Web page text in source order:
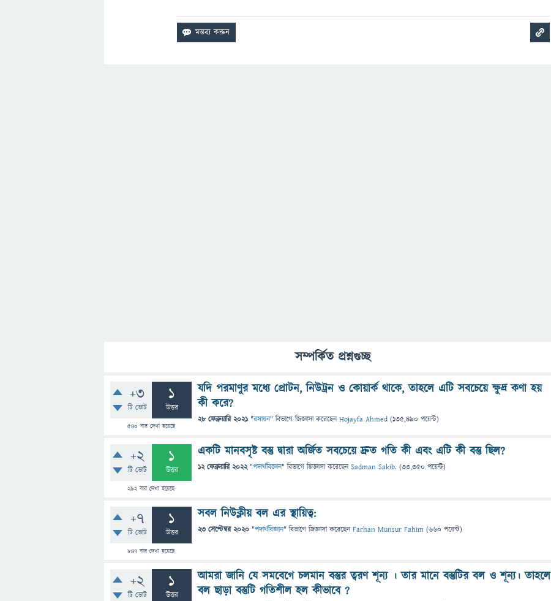
সম্পর্কিত প্রশ্নগুচ্ছ
+3
টি ভোট
1
উত্তর
540 বার দেখা হয়েছে
যদি পরমাণুর মধ্যে প্রোটন, নিউট্রন ও কোয়ার্ক থাকে, তাহলে এটি সবচেয়ে ক্ষুদ্র কণা হয়
কী করে?
28 ফেব্রুয়ারি 2021 "রসায়ন" বিভাগে জিজ্ঞাসাকরেছেনHojayfa Ahmed (135,490 পয়েন্ট)
+2
টি ভোট
1
উত্তর
292বার দেখা হয়েছে
একটি মানবসৃষ্ট বস্তু দ্বারা অর্জিত সবচেয়ে দ্রুত গতি কী এবং এটি কী বস্তু ছিল?
12 ফেব্রুয়ারি 2022 "পদার্থবিজ্ঞান" বিভাগে জিজ্ঞাসাকরেছেনSadman Sakib. (33,350 পয়েন্ট)
+7
টি ভোট
1
উত্তর
847 বার দেখা হয়েছে
সবল নিউক্লীয় বল এর স্থায়িত্ব:
23 সেপ্টেম্বর 2020 "পদার্থবিজ্ঞান" বিভাগে জিজ্ঞাসাকরেছেনFarhan Munsur Fahim (660 পয়েন্ট)
+2
টি ভোট
1
উত্তর
আমরা জানি যে সমবেগে চলমান বস্তুর ত্বরণ শূন্য । তার মানে বস্তুটির বল ও শূন্য। তাহলে
বল ছাড়া বস্তুটি গতিশীল হল কীভাবে ?